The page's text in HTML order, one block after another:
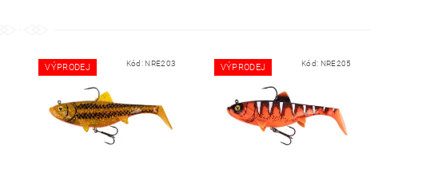
VÝPRODEJ Kód: NRE203 VÝPRODEJ Kód: NRE205